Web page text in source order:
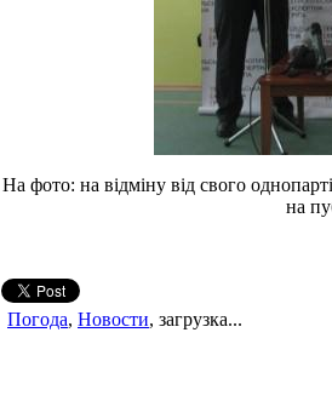
На фото: на відміну від свого
на
Погода, Новости, загрузка...